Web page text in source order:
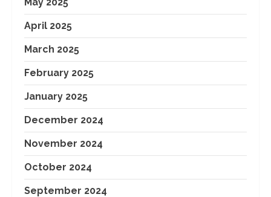
April 2025
March 2025
February 2025
January 2025
December 2024
November 2024
October 2024
September 2024